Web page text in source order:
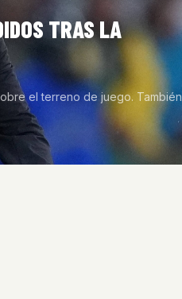
TRAS LA
el terreno de juego. También